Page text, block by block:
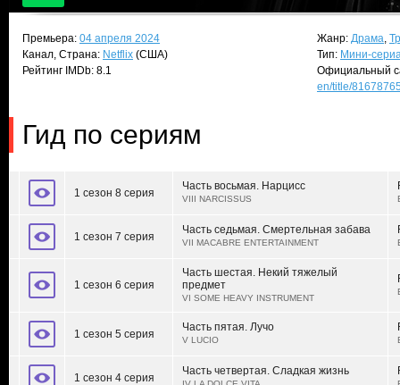
Премьера: 04 апреля 2024
Канал, Страна: Netflix (США)
Рейтинг IMDb: 8.1
Жанр: Драма,
Тип: Мини-
Официальный
en/title/
Гид по сериям
1 сезон 8 серия
Часть восьмая. Нарцисс
VIII NARCISSUS
1 сезон 7 серия
Часть седьмая. Смертельная забава
VII MACABRE ENTERTAINMENT
1 сезон 6 серия
Часть шестая. Некий тяжелый
предмет
VI SOME HEAVY INSTRUMENT
1 сезон 5 серия
Часть пятая. Лучо
V LUCIO
1 сезон 4 серия
Часть четвертая. Сладкая жизнь